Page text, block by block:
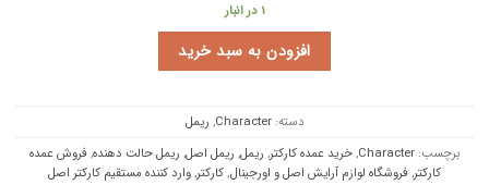
1 در انبار
افزودن به سبد خرید
دسته:Character
, ریمل
برچسب:Character
,خرید عمده کارکتر, ریمل, ریمل اصل, ریمل حالت دهنده, فروش عمده
کارکتر, فروشگاه لوازم آرایش اصل و اورجینال,کارکتر,وارد کننده مستقیم کارکتر اصل